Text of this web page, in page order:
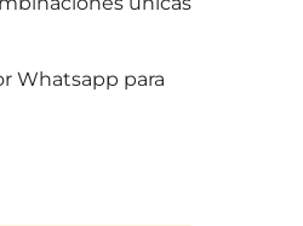
Whatsapp para